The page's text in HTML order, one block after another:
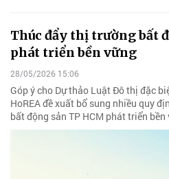
Thúc đẩy thị trường bất
phát triển bền vững
28/05/2026 15:06
Góp ý cho Dự thảo Luật Đô thị đặc
HoREA đề xuất bổ sung nhiều quy
bất động sản TP HCM phát triển bền